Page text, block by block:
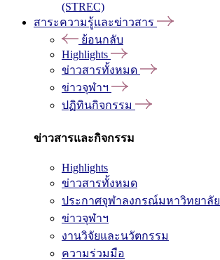
(STREC)
สาระความรู้และข่าวสาร
ย้อนกลับ
Highlights
ข่าวสารทั้งหมด
ข่าวจุฬาฯ
ปฏิทินกิจกรรม
ข่าวสารและกิจกรรม
Highlights
ข่าวสารทั้งหมด
ประกาศจุฬาลงกรณ์มหาวิทยาลัย
ข่าวจุฬาฯ
งานวิจัยและนวัตกรรม
ความร่วมมือ